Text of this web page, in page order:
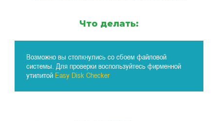
Что делать:
Возможно вы столкнулись со сбоем файловой
системы. Для проверки воспользуйтесь фирменной
утилитой Easy Disk Checker